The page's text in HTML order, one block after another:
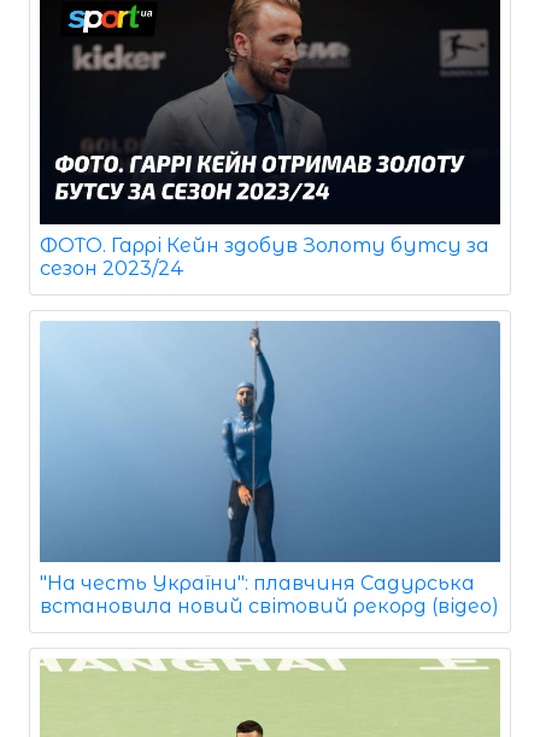
ФОТО. Гаррі Кейн здобув Золоту бутсу за
сезон 2023/24
"На честь України": плавчиня Садурська
встановила новий світовий рекорд (відео)